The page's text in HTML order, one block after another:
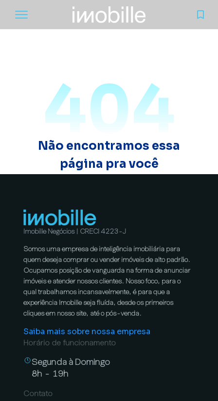
404
Não encontramos essa
página pra você
Imobille Negócios | CRECI 4223-J
Somos uma empresa de inteligência imobiliária para
quem deseja comprar ou vender imóveis de alto padrão.
Ocupamos posição de vanguarda na forma de anunciar
imóveis e atender nossos clientes. Nosso foco, para o
qual trabalhamos incansavelmente, é para que a
experiência Imobille seja fluída, desde os primeiros
cliques em nosso site, até o pós-venda.
Saiba mais sobre nossa empresa
Horário de funcionamento
Segunda à Domingo
8h - 19h
Contato